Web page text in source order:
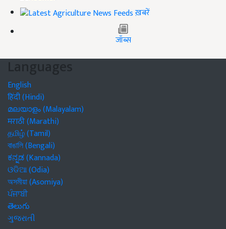
ख़बरें
जॉब्स
Languages
English
हिंदी (Hindi)
മലയാളം (Malayalam)
मराठी (Marathi)
தமிழ் (Tamil)
বাঙালি (Bengali)
ಕನ್ನಡ (Kannada)
ଓଡିଆ (Odia)
অসমীয়া (Asomiya)
ਪੰਜਾਬੀ
తెలుగు
ગુજરાતી